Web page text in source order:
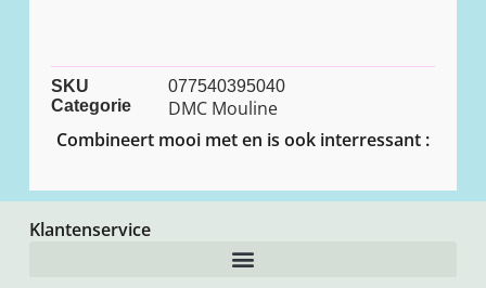
SKU
077540395040
Categorie
DMC Mouline
Combineert mooi met en is ook interressant :
Klantenservice